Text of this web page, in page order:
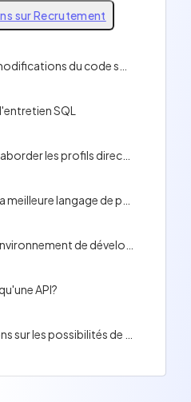
sur Recrutement
SQL
API?